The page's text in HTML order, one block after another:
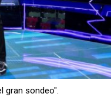
gran sondeo".